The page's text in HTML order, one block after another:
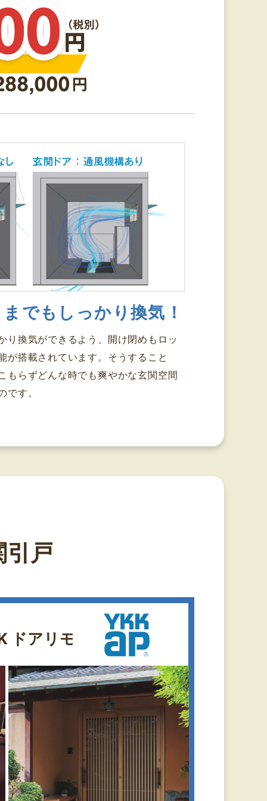
でもしっかり換気！
り換気ができるよう、開け閉めもロッ
が搭載されています。そうすること
もらずどんな時でも爽やかな玄関空間
です。
引戸
ドアリモ